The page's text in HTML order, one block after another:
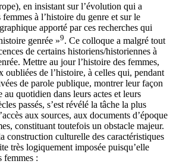
en insistant sur l’évolution qui a
à l’histoire du genre et sur le
apporté par ces recherches qui
genrée »9. Ce colloque a malgré tout
de certains historiens/historiennes à
Mettre au jour l’histoire des femmes,
de l’histoire, à celles qui, pendant
de parole publique, montrer leur façon
au quotidien dans leurs actes et leurs
passés, s’est révélé la tâche la plus
aux sources, aux documents d’époque
constituant toutefois un obstacle majeur.
construction culturelle des caractéristiques
très logiquement imposée puisqu’elle
femmes :